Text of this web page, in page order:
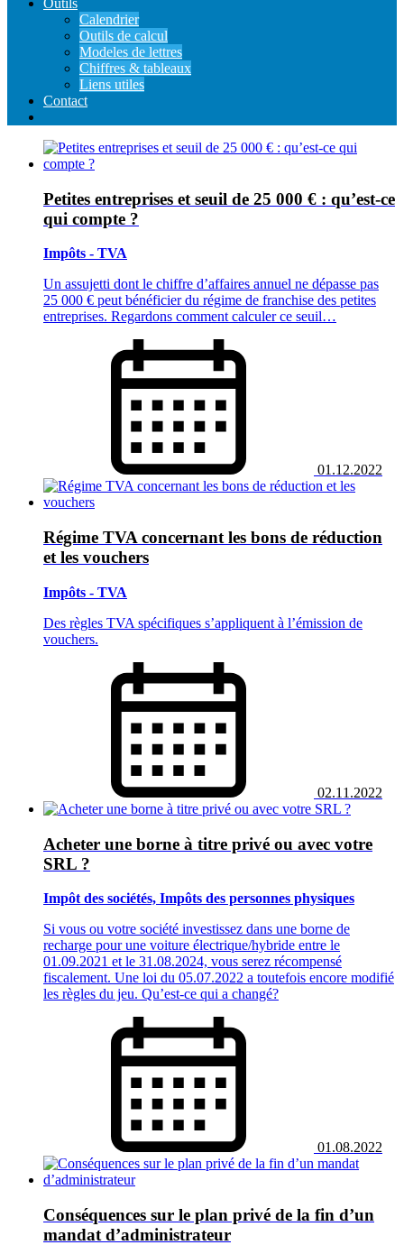
Outils
Calendrier
Outils de calcul
Modeles de lettres
Chiffres & tableaux
Liens utiles
Contact
Petites entreprises et seuil de 25 000 € : qu’est-ce
qui compte ?
Impôts - TVA
Un assujetti dont le chiffre d’affaires annuel ne dépasse pas
25 000 € peut bénéficier du régime de franchise des petites
entreprises. Regardons comment calculer ce seuil…
01.12.2022
Régime TVA concernant les bons de réduction
et les vouchers
Impôts - TVA
Des règles TVA spécifiques s’appliquent à l’émission de
vouchers.
02.11.2022
Acheter une borne à titre privé ou avec votre
SRL ?
Impôt des sociétés, Impôts des personnes physiques
Si vous ou votre société investissez dans une borne de
recharge pour une voiture électrique/hybride entre le
01.09.2021 et le 31.08.2024, vous serez récompensé
fiscalement. Une loi du 05.07.2022 a toutefois encore modifié
les règles du jeu. Qu’est-ce qui a changé?
01.08.2022
Conséquences sur le plan privé de la fin d’un
mandat d’administrateur